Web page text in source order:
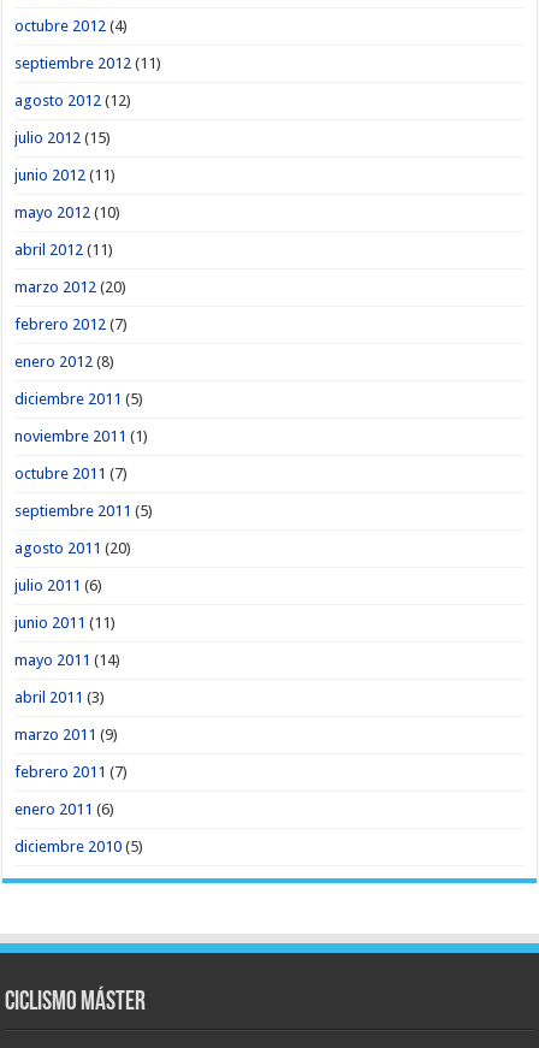
octubre 2012 (4)
septiembre 2012 (11)
agosto 2012 (12)
julio 2012 (15)
junio 2012 (11)
mayo 2012 (10)
abril 2012 (11)
marzo 2012 (20)
febrero 2012 (7)
enero 2012 (8)
diciembre 2011 (5)
noviembre 2011 (1)
octubre 2011 (7)
septiembre 2011 (5)
agosto 2011 (20)
julio 2011 (6)
junio 2011 (11)
mayo 2011 (14)
abril 2011 (3)
marzo 2011 (9)
febrero 2011 (7)
enero 2011 (6)
diciembre 2010 (5)
Ciclismo Máster